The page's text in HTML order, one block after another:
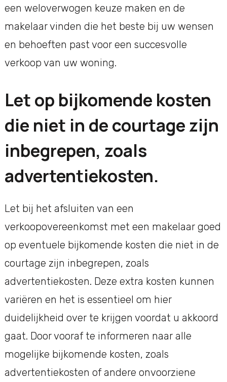
een weloverwogen keuze maken en de
makelaar vinden die het beste bij uw wensen
en behoeften past voor een succesvolle
verkoop van uw woning.
Let op bijkomende kosten
die niet in de courtage zijn
inbegrepen, zoals
advertentiekosten.
Let bij het afsluiten van een
verkoopovereenkomst met een makelaar goed
op eventuele bijkomende kosten die niet in de
courtage zijn inbegrepen, zoals
advertentiekosten. Deze extra kosten kunnen
variëren en het is essentieel om hier
duidelijkheid over te krijgen voordat u akkoord
gaat. Door vooraf te informeren naar alle
mogelijke bijkomende kosten, zoals
advertentiekosten of andere onvoorziene